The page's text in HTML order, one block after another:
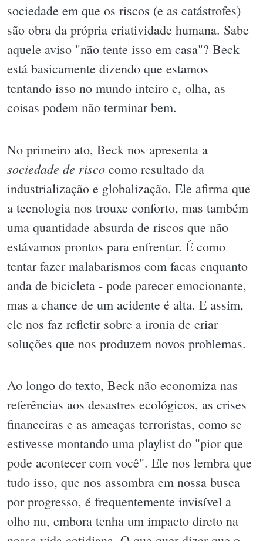
sociedade em que os riscos (e as catástrofes)
são obra da própria criatividade humana. Sabe
aquele aviso "não tente isso em casa"? Beck
está basicamente dizendo que estamos
tentando isso no mundo inteiro e, olha, as
coisas podem não terminar bem.
No primeiro ato, Beck nos apresenta a
sociedade de risco como resultado da
industrialização e globalização. Ele afirma que
a tecnologia nos trouxe conforto, mas também
uma quantidade absurda de riscos que não
estávamos prontos para enfrentar. É como
tentar fazer malabarismos com facas enquanto
anda de bicicleta - pode parecer emocionante,
mas a chance de um acidente é alta. E assim,
ele nos faz refletir sobre a ironia de criar
soluções que nos produzem novos problemas.
Ao longo do texto, Beck não economiza nas
referências aos desastres ecológicos, as crises
financeiras e as ameaças terroristas, como se
estivesse montando uma playlist do "pior que
pode acontecer com você". Ele nos lembra que
tudo isso, que nos assombra em nossa busca
por progresso, é frequentemente invisível a
olho nu, embora tenha um impacto direto na